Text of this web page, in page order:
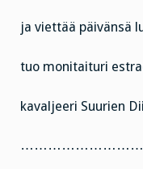
ja viettää päivänsä
tuo monitaituri
kavaljeeri Suurien